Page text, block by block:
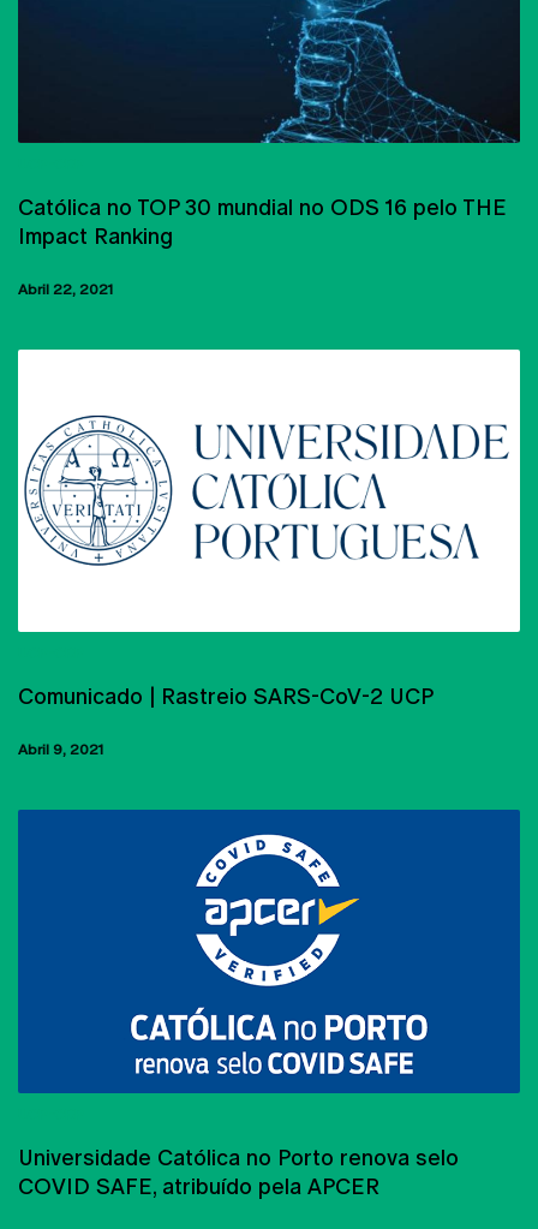
Católica no TOP 30 mundial no ODS 16 pelo THE
Impact Ranking
Abril 22, 2021
Comunicado | Rastreio SARS-CoV-2 UCP
Abril 9, 2021
Universidade Católica no Porto renova selo
COVID SAFE, atribuído pela APCER